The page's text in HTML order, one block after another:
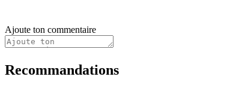
Ajoute ton commentaire
Recommandations